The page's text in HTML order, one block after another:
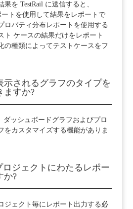
を TestRail に送信すると、
ートを使用して結果をレポートで
ロパティ分布レポートを使用する
ト ケースの結果だけをレポート
の種類によってテストケースをフ
示されるグラフのタイプを
ますか?
ダッシュボードグラフおよびプロ
をカスタマイズする機能がありま
ロジェクトにわたるレポー
か?
ジェクト毎にレポート出力する必